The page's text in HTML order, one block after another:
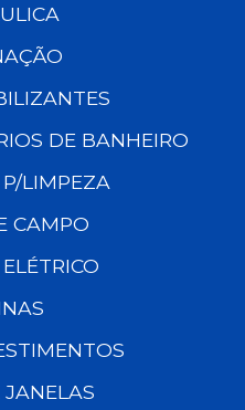
DE BANHEIRO
LIMPEZA
CAMPO
JANELAS